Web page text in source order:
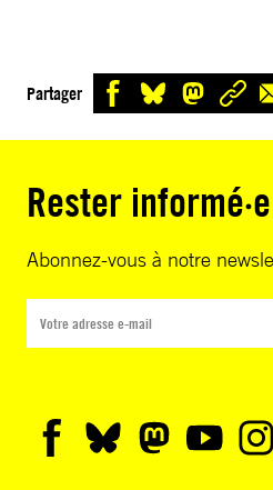
Partager
Rester informé·e
Abonnez-vous à notre